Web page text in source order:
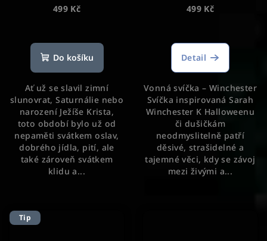
499 Kč
hodnocení
produktu
z
5
hvězdiček.
Do košíku
Ať už se slavil zimní
slunovrat, Saturnálie nebo
narození Ježíše Krista,
toto období bylo už od
nepaměti svátkem oslav,
dobrého jídla, pití, ale
také zároveň svátkem
klidu a...
499 Kč
hodnocení
produktu
z
5
hvězdiček.
Detail
Vonná svíčka – Winchester
Svíčka inspirovaná Sarah
Winchester K Halloweenu
či dušičkám
neodmyslitelně patří
děsivé, strašidelné a
tajemné věci, kdy se závoj
mezi živými a...
Tip